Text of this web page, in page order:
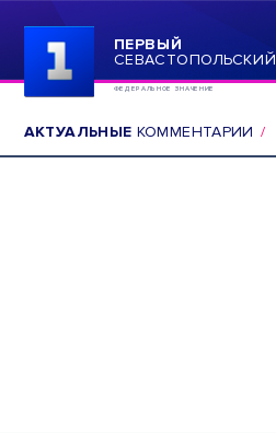
ПЕРВЫЙ
СЕВАСТОПОЛЬСКИЙ
ФЕДЕРАЛЬНОЕ ЗНАЧЕНИЕ
АКТУАЛЬНЫЕ КОММЕНТАРИИ